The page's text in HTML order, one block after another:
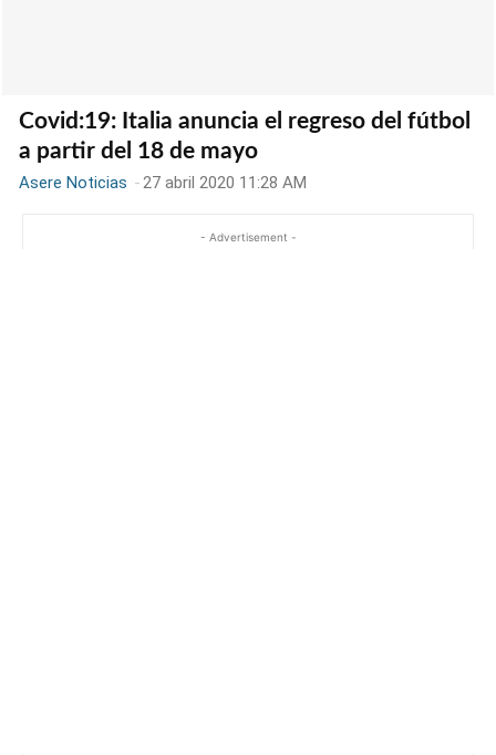
Covid:19: Italia anuncia el regreso del fútbol
a partir del 18 de mayo
Asere Noticias -27 abril 2020 11:28 AM
- Advertisement -